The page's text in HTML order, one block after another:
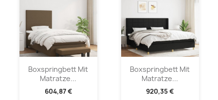
Boxspringbett Mit
Matratze...
604,87 €
Boxspringbett Mit
Matratze...
920,35 €